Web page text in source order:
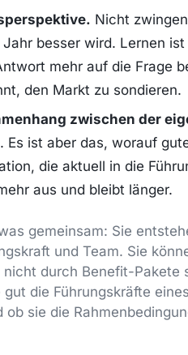
Nicht
besser wird. Lernen
mehr auf die Frage
den Markt zu sondieren.
zwischen der
Es ist aber das, worauf
die aktuell in die
aus und bleibt länger.
gemeinsam: Sie
und Team. Sie
durch Benefit-Pakete
die Führungskräfte
sie die